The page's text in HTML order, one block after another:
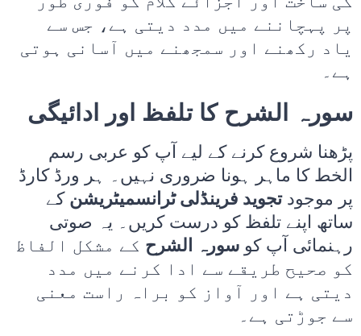
پر پہچاننے میں مدد دیتی ہے، جس سے
یاد رکھنے اور سمجھنے میں آسانی ہوتی
ہے۔
سورہ الشرح کا تلفظ اور ادائیگی
پڑھنا شروع کرنے کے لیے آپ کو عربی رسم
الخط کا ماہر ہونا ضروری نہیں۔ ہر ورڈ کارڈ
پر موجودتجوید فرینڈلی ٹرانسمیٹریشن کے
ساتھ اپنے تلفظ کو درست کریں۔ یہ صوتی
رہنمائی آپ کو سورہ الشرح کے مشکل الفاظ
کو صحیح طریقے سے ادا کرنے میں مدد
دیتی ہے اور آواز کو براہ راست معنی
سے جوڑتی ہے۔